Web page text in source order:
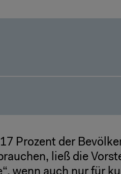
Prozent der
ließ die